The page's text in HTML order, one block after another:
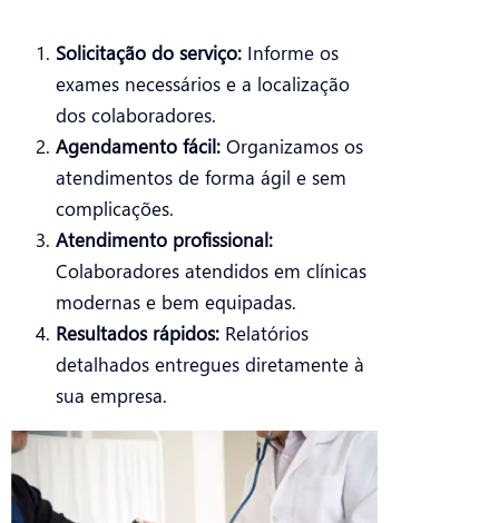
Solicitação do serviço:Informe os
exames necessários e a localização
dos colaboradores.
Agendamento fácil:Organizamos os
atendimentos de forma ágil e sem
complicações.
Atendimento profissional:
Colaboradores atendidos em clínicas
modernas e bem equipadas.
Resultados rápidos:Relatórios
detalhados entregues diretamente à
sua empresa.